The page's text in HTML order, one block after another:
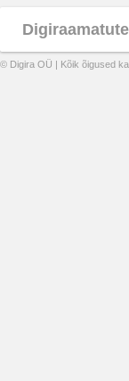
© Digira OÜ | Kõik õigused